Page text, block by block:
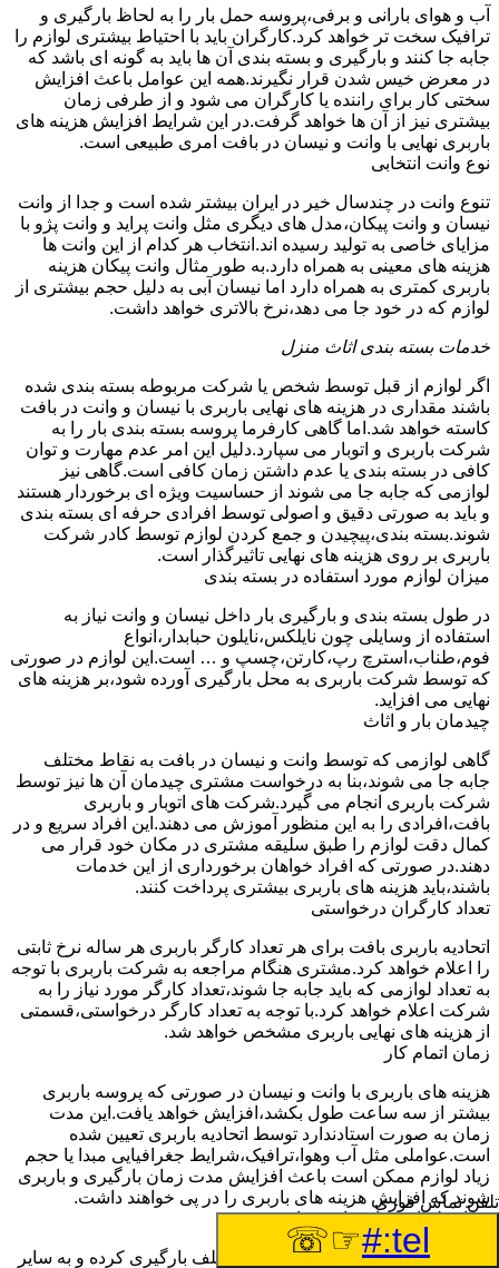
آب و هوای بارانی و برفی،پروسه حمل بار را به لحاظ بارگیری و
ترافیک سخت تر خواهد کرد.کارگران باید با احتیاط بیشتری لوازم را
جابه جا کنند و بارگیری و بسته بندی آن ها باید به گونه ای باشد که
در معرض خیس شدن قرار نگیرند.همه این عوامل باعث افزایش
سختی کار برای راننده یا کارگران می شود و از طرفی زمان
بیشتری نیز از آن ها خواهد گرفت.در این شرایط افزایش هزینه های
باربری نهایی با وانت و نیسان در بافت امری طبیعی است.
نوع وانت انتخابی
تنوع وانت در چندسال خیر در ایران بیشتر شده است و جدا از وانت
نیسان و وانت پیکان،مدل های دیگری مثل وانت پراید و وانت پژو با
مزایای خاصی به تولید رسیده اند.انتخاب هر کدام از این وانت ها
هزینه های معینی به همراه دارد.به طور مثال وانت پیکان هزینه
باربری کمتری به همراه دارد اما نیسان آبی به دلیل حجم بیشتری از
لوازم که در خود جا می دهد،نرخ بالاتری خواهد داشت.
خدمات بسته بندی اثاث منزل
اگر لوازم از قبل توسط شخص یا شرکت مربوطه بسته بندی شده
باشند مقداری در هزینه های نهایی باربری با نیسان و وانت در بافت
کاسته خواهد شد.اما گاهی کارفرما پروسه بسته بندی بار را به
شرکت باربری و اتوبار می سپارد.دلیل این امر عدم مهارت و توان
کافی در بسته بندی یا عدم داشتن زمان کافی است.گاهی نیز
لوازمی که جابه جا می شوند از حساسیت ویژه ای برخوردار هستند
و باید به صورتی دقیق و اصولی توسط افرادی حرفه ای بسته بندی
شوند.بسته بندی،پیچیدن و جمع کردن لوازم توسط کادر شرکت
باربری بر روی هزینه های نهایی تاثیرگذار است.
میزان لوازم مورد استفاده در بسته بندی
در طول بسته بندی و بارگیری بار داخل نیسان و وانت نیاز به
استفاده از وسایلی چون نایلکس،نایلون حبابدار،انواع
فوم،طناب،استرچ رپ،کارتن،چسپ و … است.این لوازم در صورتی
که توسط شرکت باربری به محل بارگیری آورده شود،بر هزینه های
نهایی می افزاید.
چیدمان بار و اثاث
گاهی لوازمی که توسط وانت و نیسان در بافت به نقاط مختلف
جابه جا می شوند،بنا به درخواست مشتری چیدمان آن ها نیز توسط
شرکت باربری انجام می گیرد.شرکت های اتوبار و باربری
بافت،افرادی را به این منظور آموزش می دهند.این افراد سریع و در
کمال دقت لوازم را طبق سلیقه مشتری در مکان خود قرار می
دهند.در صورتی که افراد خواهان برخورداری از این خدمات
باشند،باید هزینه های باربری بیشتری پرداخت کنند.
تعداد کارگران درخواستی
اتحادیه باربری بافت برای هر تعداد کارگر باربری هر ساله نرخ ثابتی
را اعلام خواهد کرد.مشتری هنگام مراجعه به شرکت باربری با توجه
به تعداد لوازمی که باید جابه جا شوند،تعداد کارگر مورد نیاز را به
شرکت اعلام خواهد کرد.با توجه به تعداد کارگر درخواستی،قسمتی
از هزینه های نهایی باربری مشخص خواهد شد.
زمان اتمام کار
هزینه های باربری با وانت و نیسان در صورتی که پروسه باربری
بیشتر از سه ساعت طول بکشد،افزایش خواهد یافت.این مدت
زمان به صورت استادندارد توسط اتحادیه باربری تعیین شده
است.عواملی مثل آب وهوا،ترافیک،شرایط جغرافیایی مبدا یا حجم
زیاد لوازم ممکن است باعث افزایش مدت زمان بارگیری و باربری
شوند که افزایش هزینه های باربری را در پی خواهند داشت.
تعداد طبقات ساختمان مبدا و مقصد
وانت ها بارهای مختلفی را از نقاط مختلف بارگیری کرده و به سایر
تلفن تماس فوری
tel:#
☞☏